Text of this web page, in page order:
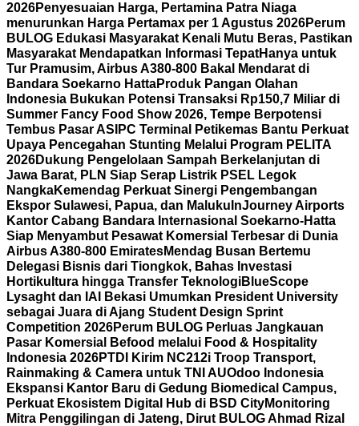
2026Penyesuaian Harga, Pertamina Patra Niaga
menurunkan Harga Pertamax per 1 Agustus 2026Perum
BULOG Edukasi Masyarakat Kenali Mutu Beras, Pastikan
Masyarakat Mendapatkan Informasi TepatHanya untuk
Tur Pramusim, Airbus A380-800 Bakal Mendarat di
Bandara Soekarno HattaProduk Pangan Olahan
Indonesia Bukukan Potensi Transaksi Rp150,7 Miliar di
Summer Fancy Food Show 2026, Tempe Berpotensi
Tembus Pasar AS IPC Terminal Petikemas Bantu Perkuat
Upaya Pencegahan Stunting Melalui Program PELITA
2026Dukung Pengelolaan Sampah Berkelanjutan di
Jawa Barat, PLN Siap Serap Listrik PSEL Legok
NangkaKemendag Perkuat Sinergi Pengembangan
Ekspor Sulawesi, Papua, dan Maluku InJourney Airports
Kantor Cabang Bandara Internasional Soekarno-Hatta
Siap Menyambut Pesawat Komersial Terbesar di Dunia
Airbus A380-800 EmiratesMendag Busan Bertemu
Delegasi Bisnis dari Tiongkok, Bahas Investasi
Hortikultura hingga Transfer TeknologiBlueScope
Lysaght dan IAI Bekasi Umumkan President University
sebagai Juara di Ajang Student Design Sprint
Competition 2026Perum BULOG Perluas Jangkauan
Pasar Komersial Befood melalui Food & Hospitality
Indonesia 2026PTDI Kirim NC212i Troop Transport,
Rainmaking & Camera untuk TNI AUOdoo Indonesia
Ekspansi Kantor Baru di Gedung Biomedical Campus,
Perkuat Ekosistem Digital Hub di BSD CityMonitoring
Mitra Penggilingan di Jateng, Dirut BULOG Ahmad Rizal